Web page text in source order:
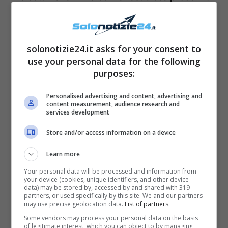
della nebbia nella valli del Nord,
martedì 23 febbraioquesto fenomeno
tenderà a ridursi. Bisognerà farci i conti con
la foschia al mattino presto sulle regioni
settentrionali, mentre sulle coste adriatiche ci
saranno delle nubi a togliere un po’ di luce.
Altrove splenderà il sole e il termometro avrà
un’avanzata verso l’alto.
Mercoledì 24 febbraio
aumento termico e un’ulteriore riduzione della
nebbia al Nord. Sarà una giornata di inizio
primavera con la colonnina di mercurio che
arriverà a 22 gradi in Toscana (Pistoia, Pisa,
solonotizie24.it asks for your consent to
use your personal data for the following
purposes:
Personalised advertising and content, advertising and
content measurement, audience research and
services development
Store and/or access information on a device
Learn more
Your personal data will be processed and information from
your device (cookies, unique identifiers, and other device
data) may be stored by, accessed by and shared with 319
partners, or used specifically by this site. We and our partners
may use precise geolocation data. List of partners.
Some vendors may process your personal data on the basis
of legitimate interest, which you can object to by managing